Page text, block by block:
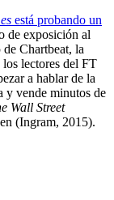
está probando un
de exposición al
Chartbeat, la
lectores del FT
a hablar de la
y vende minutos de
Wall Street
(Ingram, 2015).